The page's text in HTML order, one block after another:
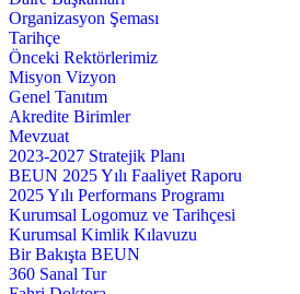
Organizasyon Şeması
Tarihçe
Önceki Rektörlerimiz
Misyon Vizyon
Genel Tanıtım
Akredite Birimler
Mevzuat
2023-2027 Stratejik Planı
BEUN 2025 Yılı Faaliyet Raporu
2025 Yılı Performans Programı
Kurumsal Logomuz ve Tarihçesi
Kurumsal Kimlik Kılavuzu
Bir Bakışta BEUN
360 Sanal Tur